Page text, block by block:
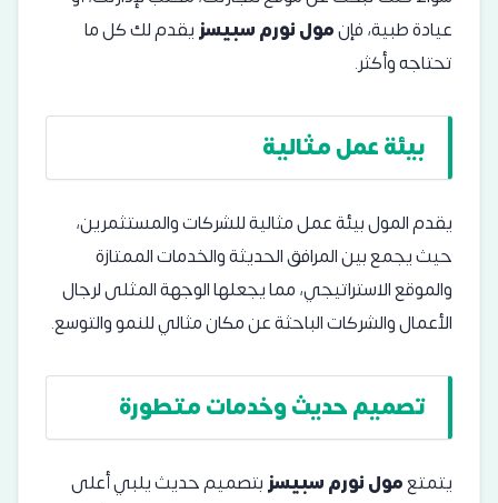
عيادة طبية، فإنمول نورم سبيسزيقدم لك كل ما
تحتاجه وأكثر.
بيئة عمل مثالية
يقدم المول بيئة عمل مثالية للشركات والمستثمرين،
حيث يجمع بين المرافق الحديثة والخدمات الممتازة
والموقع الاستراتيجي، مما يجعلها الوجهة المثلى لرجال
الأعمال والشركات الباحثة عن مكان مثالي للنمو والتوسع.
تصميم حديث وخدمات متطورة
يتمتعمول نورم سبيسزبتصميم حديث يلبي أعلى